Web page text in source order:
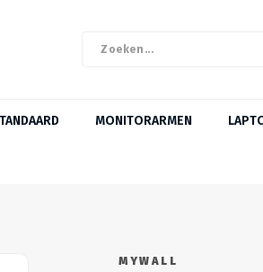
MONITORARMEN
MYWALL